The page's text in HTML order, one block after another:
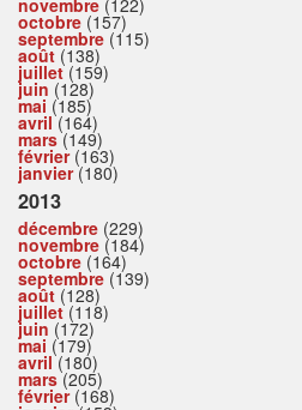
octobre (157)
septembre (115)
août (138)
juillet(159)
juin (128)
mai (185)
avril(164)
mars(149)
février(163)
janvier(180)
2013
décembre (229)
novembre (184)
octobre (164)
septembre (139)
août (128)
juillet(118)
juin (172)
mai (179)
avril(180)
mars(205)
février(168)